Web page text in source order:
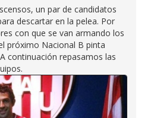
un par de candidatos
descartar en la pelea. Por
con que se van armando los
próximo Nacional B pinta
continuación repasamos las